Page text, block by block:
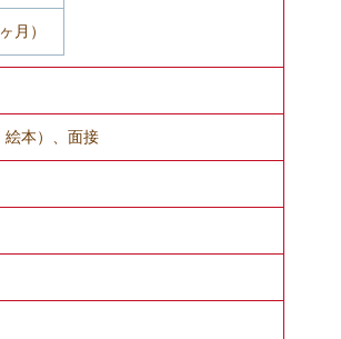
月）
絵本）、面接